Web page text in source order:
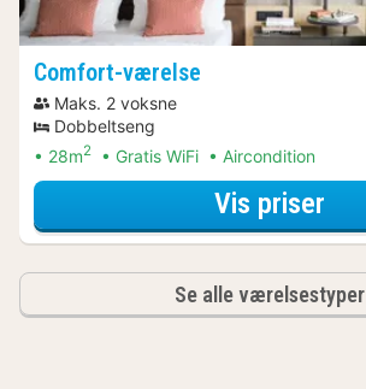
Comfort-værelse
Maks. 2 voksne
Dobbeltseng
28m2 Gratis WiFi Aircondition
Vis priser
Se alle værelsestyper